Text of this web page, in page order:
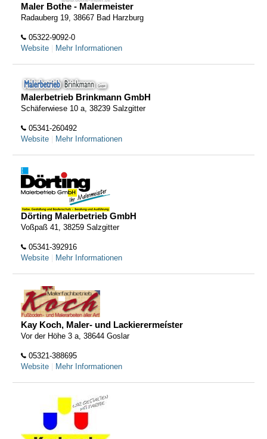
Maler Bothe - Malermeister
Radauberg 19, 38667 Bad Harzburg
05322-9092-0
Website
Mehr Informationen
Malerbetrieb Brinkmann GmbH
Schäferwiese 10 a, 38239 Salzgitter
05341-260492
Website
Mehr Informationen
Dörting Malerbetrieb GmbH
Voßpaß 41, 38259 Salzgitter
05341-392916
Website
Mehr Informationen
Kay Koch, Maler- und Lackierermeíster
Vor der Höhe 3 a, 38644 Goslar
05321-388695
Website
Mehr Informationen